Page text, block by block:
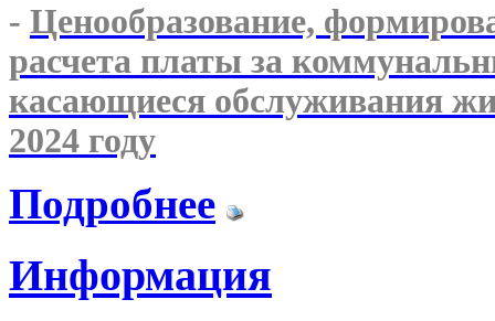
- Ценообразование,
расчета платы за
касающиеся обслуживания
2024 году
Подробнее
Информация